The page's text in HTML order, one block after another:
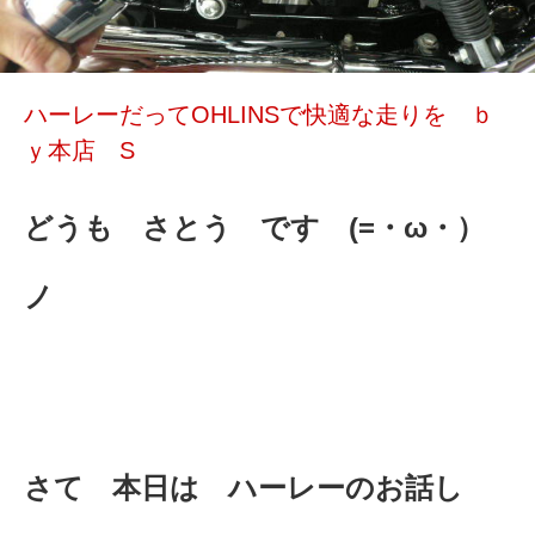
ハーレーだってOHLINSで快適な走りを ｂ
ｙ本店 S
どうも さとう です (=・ω・）
ノ
さて 本日は ハーレーのお話し